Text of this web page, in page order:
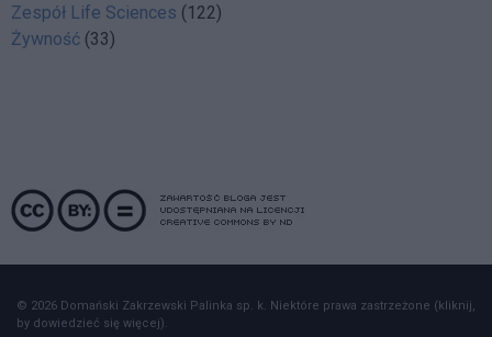
Zespół Life Sciences (122)
Żywność (33)
© 2026 Domański Zakrzewski Palinka sp. k. Niektóre prawa zastrzeżone (kliknij,
by dowiedzieć się więcej).